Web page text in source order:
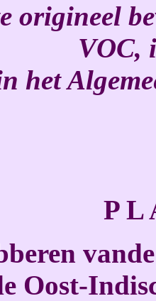
origineel
VOC,
het
P L
Oost-